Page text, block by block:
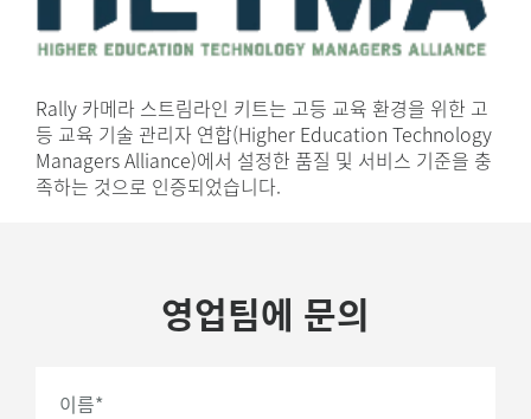
Rally 카메라 스트림라인 키트는 고등 교육 환경을 위한 고
등 교육 기술 관리자 연합(Higher Education Technology
Managers Alliance)에서 설정한 품질 및 서비스 기준을 충
족하는 것으로 인증되었습니다.
영업팀에 문의
이름*